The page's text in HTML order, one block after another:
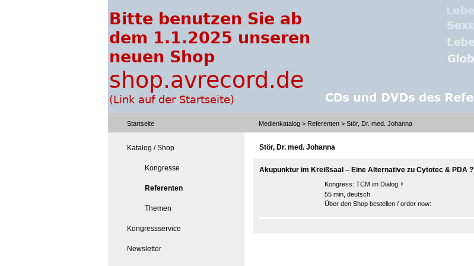
Startseite Medienkatalog > Referenten > Stör, Dr. med. Johanna
Katalog / Shop
Kongresse
Referenten
Themen
Kongressservice
Newsletter
Stör, Dr. med. Johanna
Akupunktur im Kreißsaal – Eine Alternative zu Cytotec & PDA ?
Kongress: TCM im Dialog
55 min, deutsch
Über den Shop bestellen / order now: